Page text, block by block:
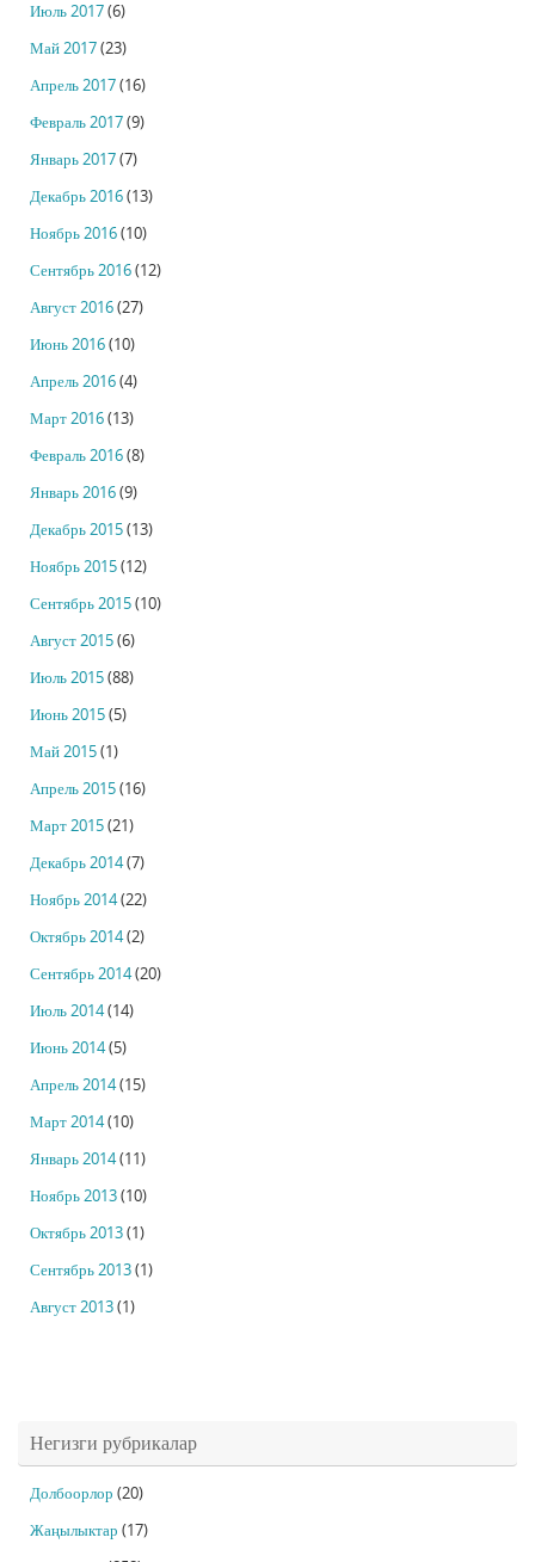
Июль 2017(6)
Май 2017(23)
Апрель 2017(16)
Февраль 2017(9)
Январь 2017(7)
Декабрь 2016(13)
Ноябрь 2016(10)
Сентябрь 2016(12)
Август 2016(27)
Июнь 2016(10)
Апрель 2016(4)
Март 2016(13)
Февраль 2016(8)
Январь 2016(9)
Декабрь 2015(13)
Ноябрь 2015(12)
Сентябрь 2015(10)
Август 2015(6)
Июль 2015(88)
Июнь 2015(5)
Май 2015(1)
Апрель 2015(16)
Март 2015(21)
Декабрь 2014(7)
Ноябрь 2014(22)
Октябрь 2014(2)
Сентябрь 2014(20)
Июль 2014(14)
Июнь 2014(5)
Апрель 2014(15)
Март 2014(10)
Январь 2014(11)
Ноябрь 2013(10)
Октябрь 2013(1)
Сентябрь 2013(1)
Август 2013(1)
Негизги рубрикалар
Долбоорлор (20)
Жаңылыктар (17)